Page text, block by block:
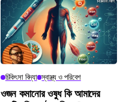
চিকিৎসা বিদ্যা স্বাস্থ্য ও পরিবেশ
ওজন কমানোর ওষুধ কি আমাদের